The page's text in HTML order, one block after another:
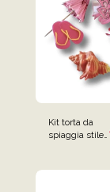
Kit torta da
spiaggia stile
tavola da surf